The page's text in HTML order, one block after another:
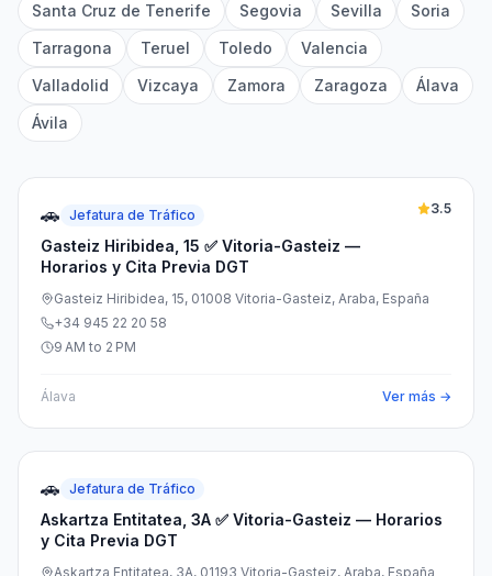
Santa Cruz de Tenerife
Segovia Sevilla
Soria
Tarragona
Teruel Toledo
Valencia
Valladolid
Vizcaya Zamora Zaragoza
Álava
Ávila
🚗 Jefatura de Tráfico
Gasteiz Hiribidea, 15 ✅ Vitoria-Gasteiz —
Horarios y Cita Previa DGT
3.5
Gasteiz Hiribidea, 15, 01008 Vitoria-Gasteiz, Araba, España
+34 945 22 20 58
9 AM to 2 PM
Álava Ver más →
🚗 Jefatura de Tráfico
Askartza Entitatea, 3A ✅ Vitoria-Gasteiz — Horarios
y Cita Previa DGT
Askartza Entitatea, 3A, 01193 Vitoria-Gasteiz, Araba, España